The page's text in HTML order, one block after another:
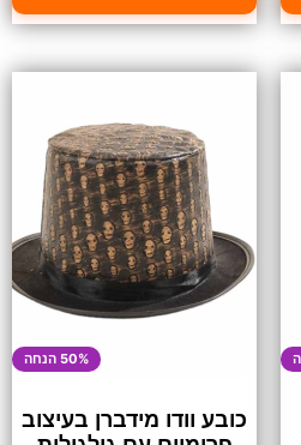
50% הנחה
כובע וודו מידברן בעיצוב